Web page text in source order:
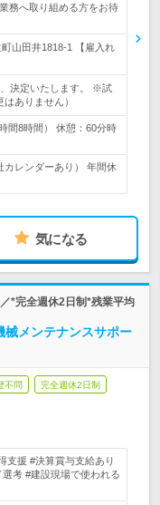
務へ取り組める方をお待
山田井1818-1 【雇入れ
決定いたします。 ※試
ありません）
間8時間） 休憩：60分時
レンダーあり） 年間休
気になる
*完全週休2日制*残業平均
械メンテナンスサポー
不問 完全週休2日制
支援 #決算賞与支給あり
考 #建設現場で使われる